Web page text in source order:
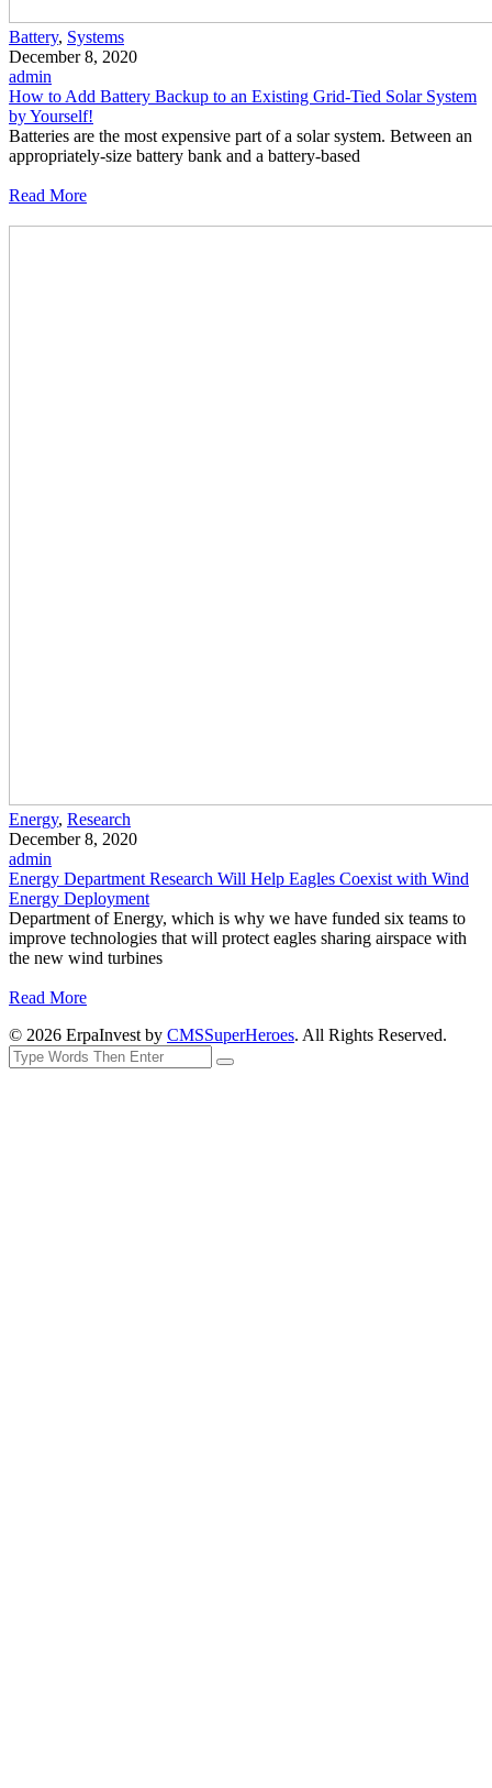
Battery, Systems
December 8, 2020
admin
How to Add Battery Backup to an Existing Grid-Tied Solar System
by Yourself!
Batteries are the most expensive part of a solar system. Between an
appropriately-size battery bank and a battery-based
Read More
Energy, Research
December 8, 2020
admin
Energy Department Research Will Help Eagles Coexist with Wind
Energy Deployment
Department of Energy, which is why we have funded six teams to
improve technologies that will protect eagles sharing airspace with
the new wind turbines
Read More
© 2026 ErpaInvest by CMSSuperHeroes. All Rights Reserved.